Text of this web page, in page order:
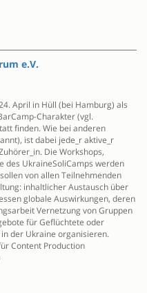
e.V.
April in Hüll (bei Hamburg) als
Charakter (vgl.
finden. Wie bei anderen
ist dabei jede_r aktive_r
Die Workshops,
des UkraineSoliCamps werden
von allen Teilnehmenden
inhaltlicher Austausch über
globale Auswirkungen, deren
Vernetzung von Gruppen
für Geflüchtete oder
der Ukraine organisieren.
Content Production